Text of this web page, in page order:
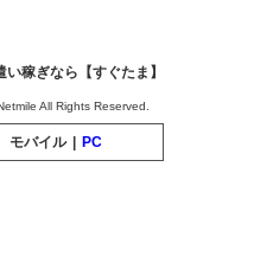
稼ぎなら【すぐたま】
All Rights Reserved.
モバイル | PC